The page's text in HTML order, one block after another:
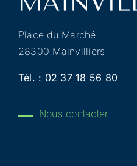
Place du Marché
28300 Mainvilliers
Tél. : 02 37 18 56 80
Nous contacter